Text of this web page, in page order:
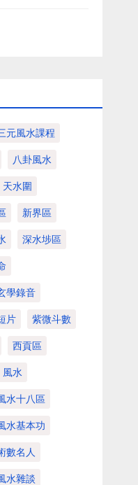
元風水課程
八卦風水
天水圍
新界區
深水埗區
學錄音
片 紫微斗數
西貢區
風水
水十八區
水基本功
數名人
水雜談